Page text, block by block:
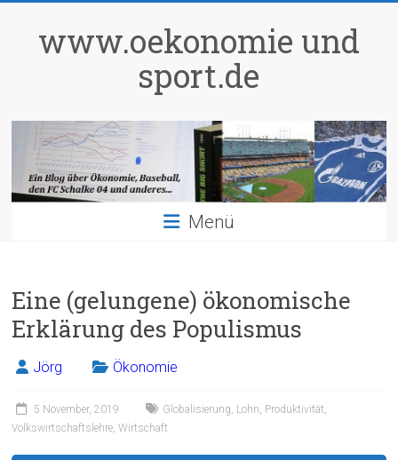
springenwww.oekonomie und
sport.de
Menü
Eine (gelungene) ökonomische
Erklärung des Populismus
Jörg Ökonomie
5 November, 2019 Globalisierung, Lohn, Produktivität,
Volkswirtschaftslehre,Wirtschaft